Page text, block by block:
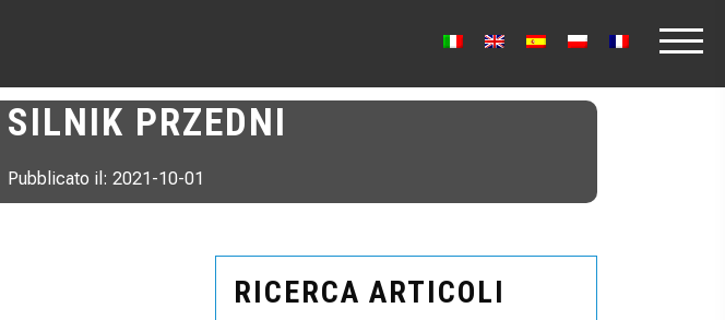
SILNIK PRZEDNI
Pubblicato il: 2021-10-01
RICERCA ARTICOLI